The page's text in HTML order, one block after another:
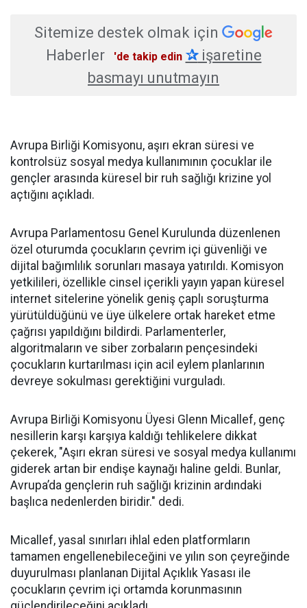
Sitemize destek olmak için
Haberler
'de takip edin ✰işaretine
basmayı unutmayın
Avrupa Birliği Komisyonu, aşırı ekran süresi ve
kontrolsüz sosyal medya kullanımının çocuklar ile
gençler arasında küresel bir ruh sağlığı krizine yol
açtığını açıkladı.
Avrupa Parlamentosu Genel Kurulunda düzenlenen
özel oturumda çocukların çevrim içi güvenliği ve
dijital bağımlılık sorunları masaya yatırıldı. Komisyon
yetkilileri, özellikle cinsel içerikli yayın yapan küresel
internet sitelerine yönelik geniş çaplı soruşturma
yürütüldüğünü ve üye ülkelere ortak hareket etme
çağrısı yapıldığını bildirdi. Parlamenterler,
algoritmaların ve siber zorbaların pençesindeki
çocukların kurtarılması için acil eylem planlarının
devreye sokulması gerektiğini vurguladı.
Avrupa Birliği Komisyonu Üyesi Glenn Micallef, genç
nesillerin karşı karşıya kaldığı tehlikelere dikkat
çekerek, "Aşırı ekran süresi ve sosyal medya kullanımı
giderek artan bir endişe kaynağı haline geldi. Bunlar,
Avrupa’da gençlerin ruh sağlığı krizinin ardındaki
başlıca nedenlerden biridir." dedi.
Micallef, yasal sınırları ihlal eden platformların
tamamen engellenebileceğini ve yılın son çeyreğinde
duyurulması planlanan Dijital Açıklık Yasası ile
çocukların çevrim içi ortamda korunmasının